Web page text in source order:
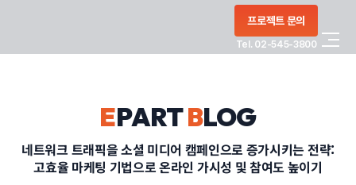
프로젝트 문의
Tel. 02-545-3800
PORTFOLIO
EPARTBLOG
네트워크 트래픽을 소셜 미디어 캠페인으로 증가시키는 전략:
고효율 마케팅 기법으로 온라인 가시성 및 참여도 높이기